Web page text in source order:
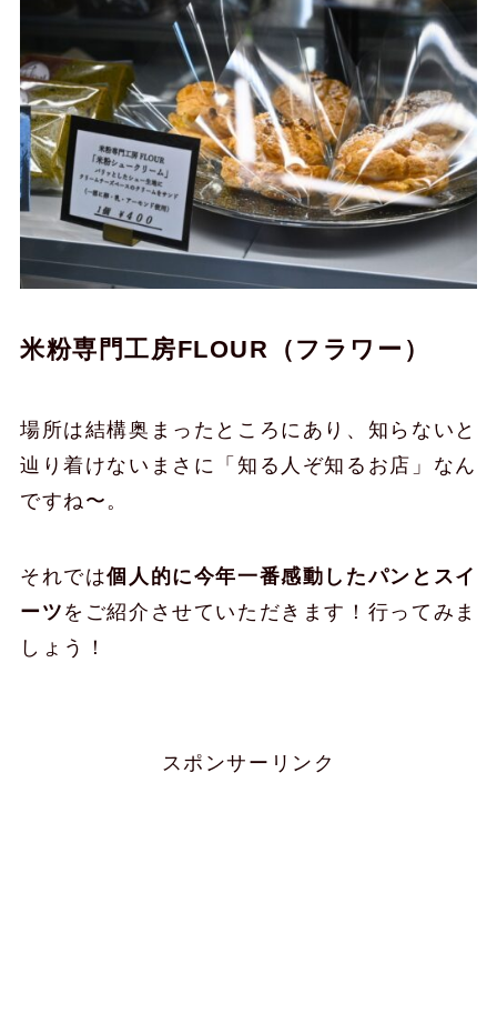
米粉専門工房FLOUR（フラワー）
場所は結構奥まったところにあり、知らないと
辿り着けないまさに「知る人ぞ知るお店」なん
ですね〜。
それでは個人的に今年一番感動したパンとスイ
ーツ をご紹介させていただきます！行ってみま
しょう！
スポンサーリンク